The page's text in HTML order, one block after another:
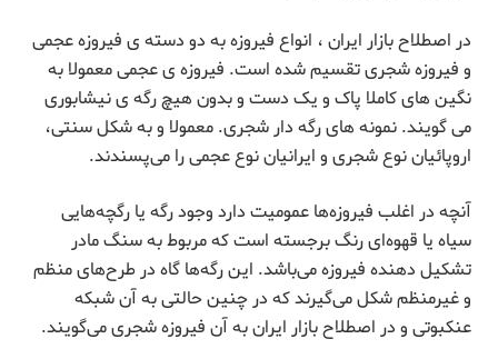
در اصطلاح بازار ایران ، انواع فیروزه به دو دسته ی فیروزه عجمی
و فیروزه شجری تقسیم شده است. فیروزه ی عجمی معمولا به
نگین های کاملا پاک و یک دست و بدون هیچ رگه ی نیشابوری
می گویند. نمونه های رگه دار شجری. معمولا و به شکل سنتی،
اروپائیان نوع شجری و ایرانیان نوع عجمی را می‌پسندند.
آنچه در اغلب فیروزه‌ها عمومیت دارد وجود رگه یا رگچه‌هایی
سیاه یا قهوه‌ای رنگ برجسته است که مربوط به سنگ مادر
تشکیل دهنده فیروزه می‌باشد. این رگه‌ها گاه در طرح‌های منظم
و غیرمنظم شکل می‌گیرند که در چنین حالتی به آن شبکه
عنکبوتی و در اصطلاح بازار ایران به آن فیروزه شجری می‌گویند.